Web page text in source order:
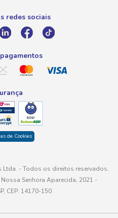
redes sociais
de Cookies
Ltda. - Todos os direitos reservados.
Nossa Senhora Aparecida, 2021 -
CEP: 14170-150